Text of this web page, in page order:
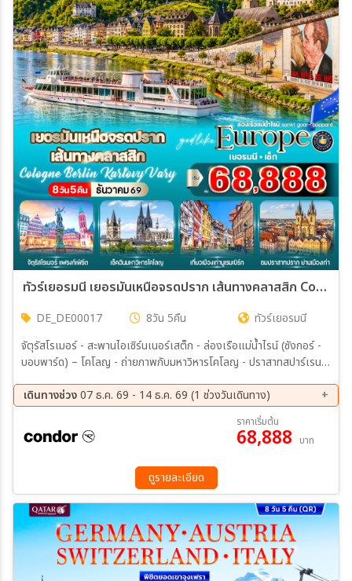
ทัวร์เยอรมนี เยอรมันเหนือจรดปราก เส้นทางคลาสสิก Cologne Berlin Karlovy Vary 8วัน 5คืน (DE)
DE_DE00017 8วัน 5คืน
ทัวร์เยอรมนี
จัตุรัสโรเมอร์ - สะพานไอเซิร์นเนอร์เสต็ก - ล่องเรือแม่น้ำไรน์ (ซังกอร์ -
บอบพาร์ด) – โคโลญ - ถ่ายภาพกับมหาวิหารโคโลญ - ปราสาทสปาร์เรนบ
กลางเมืองเก่า Ballhofplatz – ผ่านชมโบสถ์อนุสรณ์ไกเซอร์วิลเฮล์ม -
ประตูบันเดนบวร์ก -เช็คพอยท์ชาร์ลี - Berlin Cathedral - กำแพง
เบอร์ลิน East Side Gallery - จัตุรัส Potsdamer Platz- โบสถ์เซนต์โท
มัส - โบสถ์เซนต์นิโคลัส - จัตุรัสกลางเมือง Marktplatz Leipzig - นูเรม
เดินทางช่วง07 ธ.ค. 69 - 14 ธ.ค. 69 (1 ช่วงวันเดินทาง)
ราคาเริ่มต้น
68,888 บาท
ดูรายละเอียด